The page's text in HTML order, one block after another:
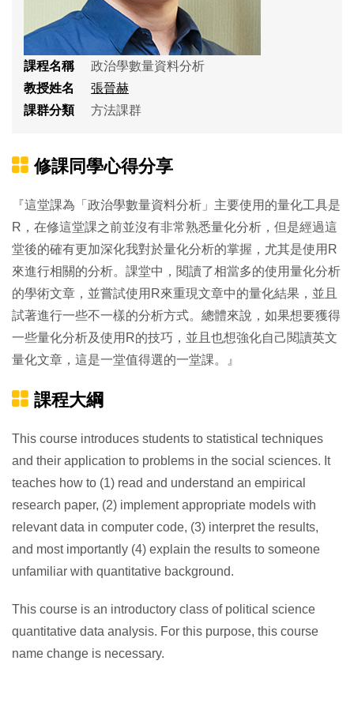
課程名稱
政治學數量資料分析
教授姓名
張晉赫
課群分類
方法課群
修課同學心得分享
『這堂課為「政治學數量資料分析」主要使用的量化工具是
R，在修這堂課之前並沒有非常熟悉量化分析，但是經過這
堂後的確有更加深化我對於量化分析的掌握，尤其是使用R
來進行相關的分析。課堂中，閱讀了相當多的使用量化分析
的學術文章，並嘗試使用R來重現文章中的量化結果，並且
試著進行一些不一樣的分析方式。總體來說，如果想要獲得
一些量化分析及使用R的技巧，並且也想強化自己閱讀英文
量化文章，這是一堂值得選的一堂課。』
課程大綱
This course introduces students to statistical techniques
and their application to problems in the social sciences. It
teaches how to (1) read and understand an empirical
research paper, (2) implement appropriate models with
relevant data in computer code, (3) interpret the results,
and most importantly (4) explain the results to someone
unfamiliar with quantitative background.
This course is an introductory class of political science
quantitative data analysis. For this purpose, this course
name change is necessary.